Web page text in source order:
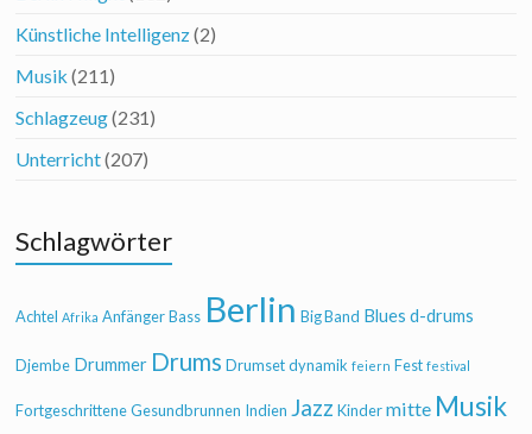
Künstliche Intelligenz(2)
Musik (211)
Schlagzeug(231)
Unterricht(207)
Schlagwörter
Achtel Afrika Anfänger Bass Berlin Big Band Blues d-drums
Djembe Drummer Drums Drumset dynamik feiern Fest festival
Fortgeschrittene Gesundbrunnen Indien Jazz Kinder mitte Musik